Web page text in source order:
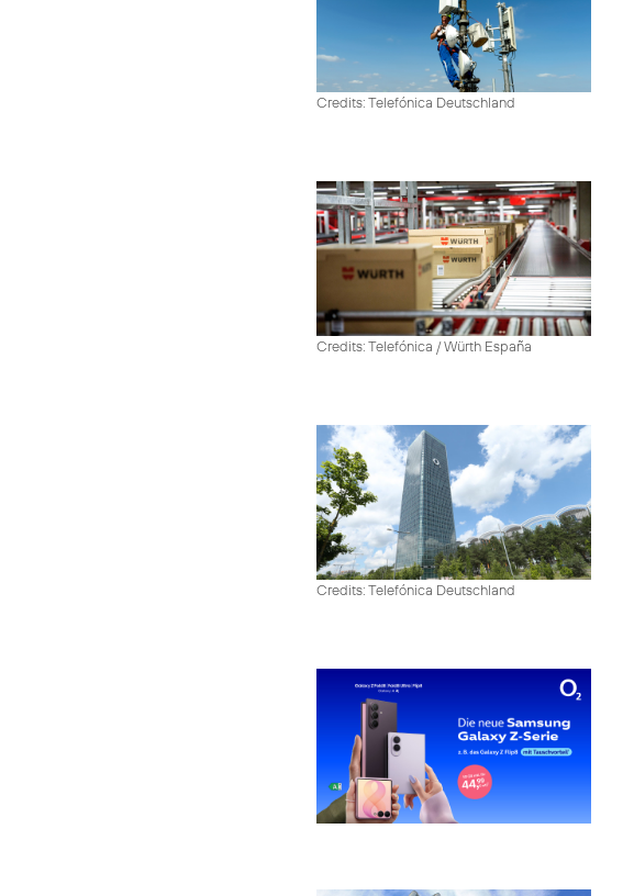
Credits: Telefónica Deutschland
Credits: Telefónica / Würth España
Credits: Telefónica Deutschland